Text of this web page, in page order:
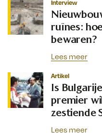
Interview
ruïnes:
bewaren?
Lees meer
Artikel
Is
premier
zestiende
Lees meer